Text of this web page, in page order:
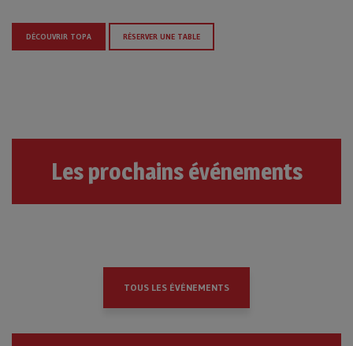
DÉCOUVRIR TOPA RÉSERVER UNE TABLE
Les prochains événements
TOUS LES ÉVÉNEMENTS